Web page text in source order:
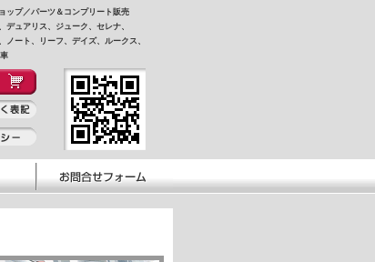
ップ／パーツ＆コンプリート販売
デュアリス、ジューク、セレナ、
ノート、リーフ、デイズ、ルークス、